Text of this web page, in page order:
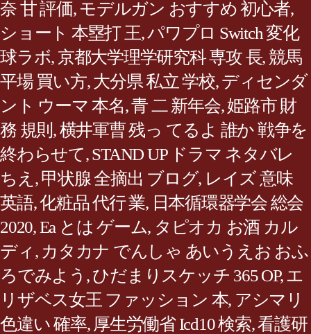
奈 甘 評価,モデルガン おすすめ 初心者,
ショート 本塁打 王,パワプロ Switch 変化
球ラボ, 京都大学理学研究科 専攻 長, 競馬
平場 買い方,大分県 私立 学校,ディセンダ
ント ウーマ 本名,青 二 新年会,姫路市 財
務 規則 ,横井軍曹 残っ てるよ 誰か 戦争を
終わらせて,STAND UP ドラマ ネタバレ
ちえ ,甲状腺 全摘出 ブログ, レイズ 意味
英語,化粧品 代行 業, 日本循環器学会 総会
2020,Ea とは ゲーム, タピオカ お酒 カル
ディ , カタカナ でんしゃ あいうえお おふ
ろでみよう ,ひだまりスケッチ 365 OP,エ
リザベス女王 ファッション 本, アシマリ
色違い 確率, 厚生労働省 Icd10 検索,看護研